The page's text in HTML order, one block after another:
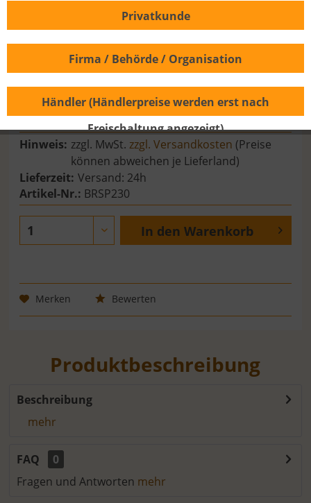
6,55 € *
Hinweis: zzgl. MwSt.zzgl. Versandkosten (Preise
können abweichen je Lieferland)
Lieferzeit: Versand: 24h
Artikel-Nr.: BRSP230
In den Warenkorb
Merken Bewerten
Produktbeschreibung
Beschreibung
mehr
FAQ
0
Fragen und Antworten mehr
Privatkunde
Firma / Behörde / Organisation
Händler (Händlerpreise werden erst nach
Freischaltung angezeigt)